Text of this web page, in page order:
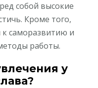
собой высокие
Кроме того,
к саморазвитию и
работы.
у